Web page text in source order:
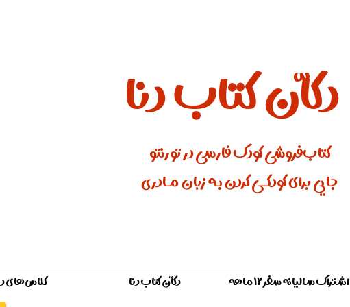
دکّان کتاب دنا
کتاب‌فروشی کودک فارسی در تورنتو
جایی برای کودکـــی کردن بـه زبان مـادری
اشتراک سالیانه سفر ۱۲ ماهه دکّان کتاب دنا کلاس‌های